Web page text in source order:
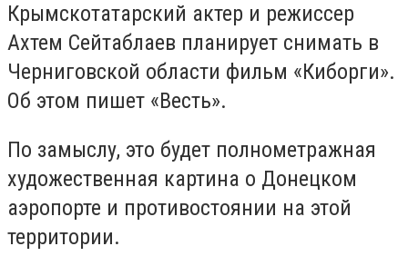
Крымскотатарский актер и режиссер
Ахтем Сейтаблаев планирует снимать в
Черниговской области фильм «Киборги».
Об этом пишет «Весть».
По замыслу, это будет полнометражная
художественная картина о Донецком
аэропорте и противостоянии на этой
территории.